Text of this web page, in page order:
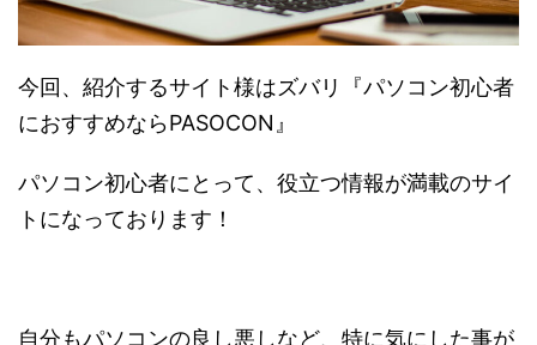
今回、紹介するサイト様はズバリ『パソコン初心者
におすすめならPASOCON』
パソコン初心者にとって、役立つ情報が満載のサイ
トになっております！
自分もパソコンの良し悪しなど、特に気にした事が